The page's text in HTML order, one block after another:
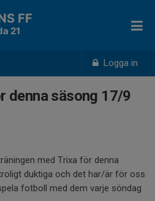
Logga in
FF
21
denna säsong 17/9
med Trixa för denna
duktiga och det har/är för oss
fotboll med dem varje söndag